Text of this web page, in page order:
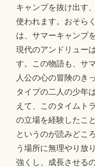
キャンプを抜け出す
使われます。おそら
は、サマーキャンプ
現代のアンドリュー
す。この物語も、サ
人公の心の冒険のき
タイプの二人の少年
えて、このタイムト
の立場を経験したこ
というのが読みどこ
う場所に無理やり放
強くし、成長させる